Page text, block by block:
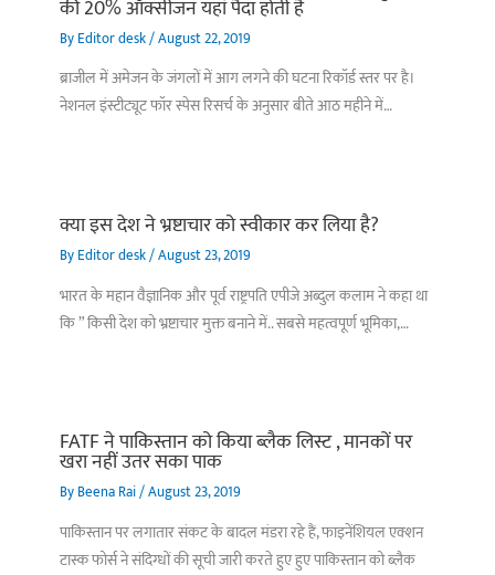
की 20% ऑक्सीजन यहां पैदा होती है
ByEditor desk/August 22, 2019
ब्राजील में अमेजन के जंगलों में आग लगने की घटना रिकॉर्ड स्तर पर है।
नेशनल इंस्टीट्यूट फॉर स्पेस रिसर्च के अनुसार बीते आठ महीने में…
क्या इस देश ने भ्रष्टाचार को स्वीकार कर लिया है?
ByEditor desk/August 23, 2019
भारत के महान वैज्ञानिक और पूर्व राष्ट्रपति एपीजे अब्दुल कलाम ने कहा था
कि ” किसी देश को भ्रष्टाचार मुक्त बनाने में.. सबसे महत्वपूर्ण भूमिका,…
FATF ने पाकिस्तान को किया ब्लैक लिस्ट , मानकों पर
खरा नहीं उतर सका पाक
ByBeena Rai/August 23, 2019
पाकिस्तान पर लगातार संकट के बादल मंडरा रहे हैं, फाइनेंशियल एक्शन
टास्क फोर्स ने संदिग्धों की सूची जारी करते हुए हुए पाकिस्तान को ब्लैक